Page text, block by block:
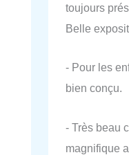
toujours
Belle
- Pour les
bien conçu.
- Très beau
magnifique